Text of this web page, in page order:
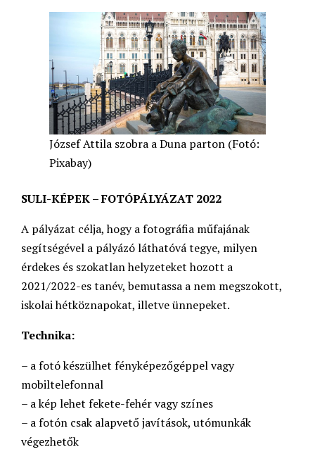
József Attila szobra a Duna parton (Fotó:
Pixabay)
SULI-KÉPEK – FOTÓPÁLYÁZAT 2022
A pályázat célja, hogy a fotográfia műfajának
segítségével a pályázó láthatóvá tegye, milyen
érdekes és szokatlan helyzeteket hozott a
2021/2022-es tanév, bemutassa a nem megszokott,
iskolai hétköznapokat, illetve ünnepeket.
Technika:
– a fotó készülhet fényképezőgéppel vagy
mobiltelefonnal
– a kép lehet fekete-fehér vagy színes
– a fotón csak alapvető javítások, utómunkák
végezhetők